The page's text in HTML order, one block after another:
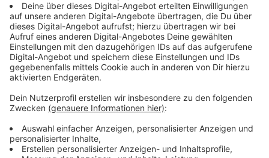
Schutzvorschrift hilft der arbeitenden
Bevölkerung
Anzeige
Das Ganze kommt übrigens aus einer gesetzlichen
nach der Arbeitgeberinnen und Arbeitgeber eben den
bei den Mitarbeitenden dafür sorgen müssen, dass sie